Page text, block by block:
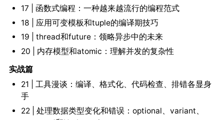
17 | 函数式编程：一种越来越流行的编程范式
18 | 应用可变模板和tuple的编译期技巧
19 | thread和future：领略异步中的未来
20 | 内存模型和atomic：理解并发的复杂性
实战篇
21 | 工具漫谈：编译、格式化、代码检查、排错各显身
手
22 | 处理数据类型变化和错误：optional、variant、